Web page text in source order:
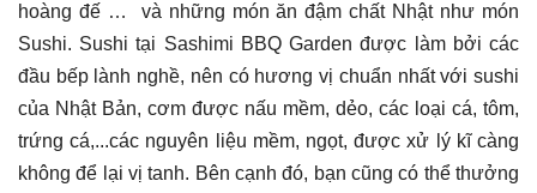
hoàng đế … và những món ăn đậm chất Nhật như món
Sushi. Sushi tại Sashimi BBQ Garden được làm bởi các
đầu bếp lành nghề, nên có hương vị chuẩn nhất với sushi
của Nhật Bản, cơm được nấu mềm, dẻo, các loại cá, tôm,
trứng cá,...các nguyên liệu mềm, ngọt, được xử lý kĩ càng
không để lại vị tanh. Bên cạnh đó, bạn cũng có thể thưởng